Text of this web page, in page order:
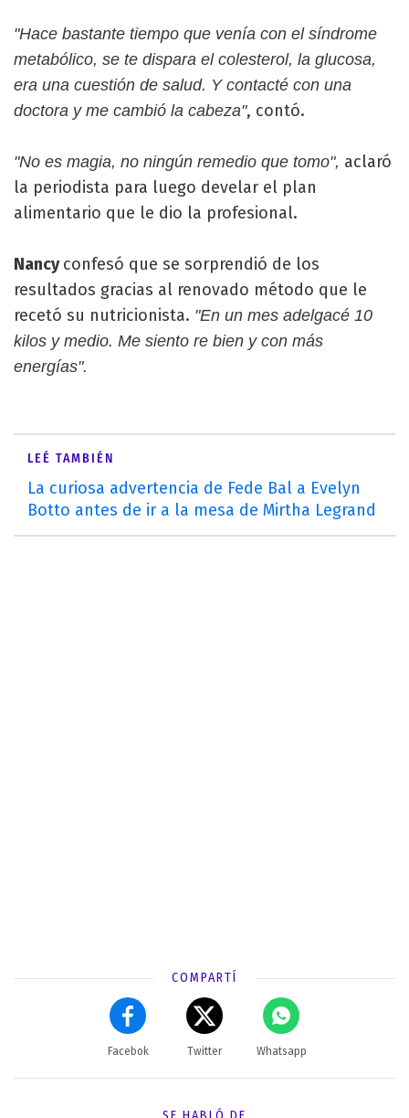
"Hace bastante tiempo que venía con el síndrome
metabólico, se te dispara el colesterol, la glucosa,
era una cuestión de salud. Y contacté con una
doctora y me cambió la cabeza", contó.
"No es magia, no ningún remedio que tomo", aclaró
la periodista para luego develar el plan
alimentario que le dio la profesional.
Nancyconfesó que se sorprendió de los
resultados gracias al renovado método que le
recetó su nutricionista. "En un mes adelgacé 10
kilos y medio. Me siento re bien y con más
energías".
LEÉ TAMBIÉN
La curiosa advertencia de Fede Bal a Evelyn
Botto antes de ir a la mesa de Mirtha Legrand
COMPARTÍ
Facebok Twitter Whatsapp